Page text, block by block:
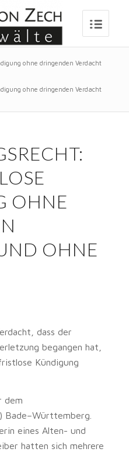
ohne dringenden Verdacht
ohne dringenden Verdacht
OHNE
OHNE
dass der
begangen hat,
Kündigung
dem
Bade–Württemberg.
eines Alten- und
hatten sich mehrere